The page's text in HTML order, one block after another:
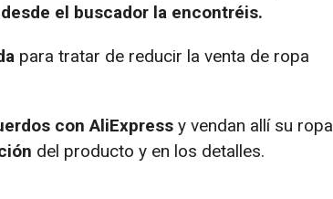
el buscador la encontréis.
para tratar de reducir la venta de ropa
con AliExpress y vendan allí su ropa
del producto y en los detalles.